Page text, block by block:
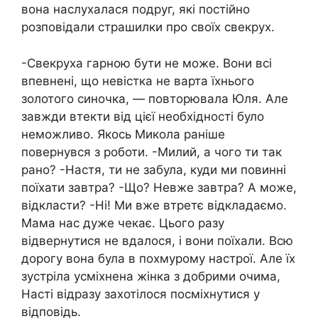
вона наслухалася подруг, які постійно
розповідали страшилки про своїх свекрух.
-Свекруха гарною бути не може. Вони всі
впевнені, що невістка не варта їхнього
золотого синочка, — повторювала Юля. Але
завжди втекти від цієї необхідності було
неможливо. Якось Микола раніше
повернувся з роботи. -Милий, а чого ти так
рано? -Настя, ти не забула, куди ми повинні
поїхати завтра? -Що? Невже завтра? А може,
відкласти? -Ні! Ми вже втретє відкладаємо.
Мама нас дуже чекає. Цього разу
відвернутися не вдалося, і вони поїхали. Всю
дорогу вона була в похмурому настрої. Але їх
зустріла усміхнена жінка з добрими очима,
Насті відразу захотілося посміхнутися у
відповідь.